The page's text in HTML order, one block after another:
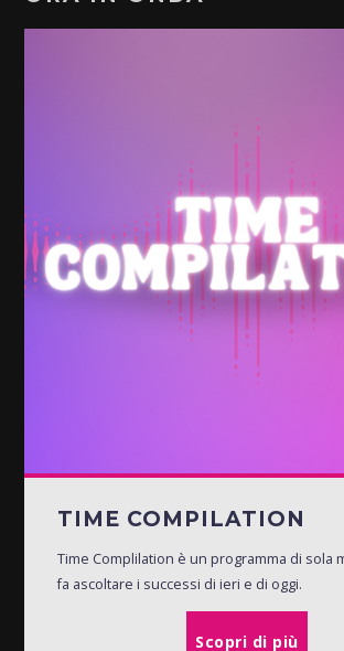
TIME COMPILATION
Time Complilation è un programma di sola
fa ascoltare i successi di ieri e di oggi.
Scopri di più